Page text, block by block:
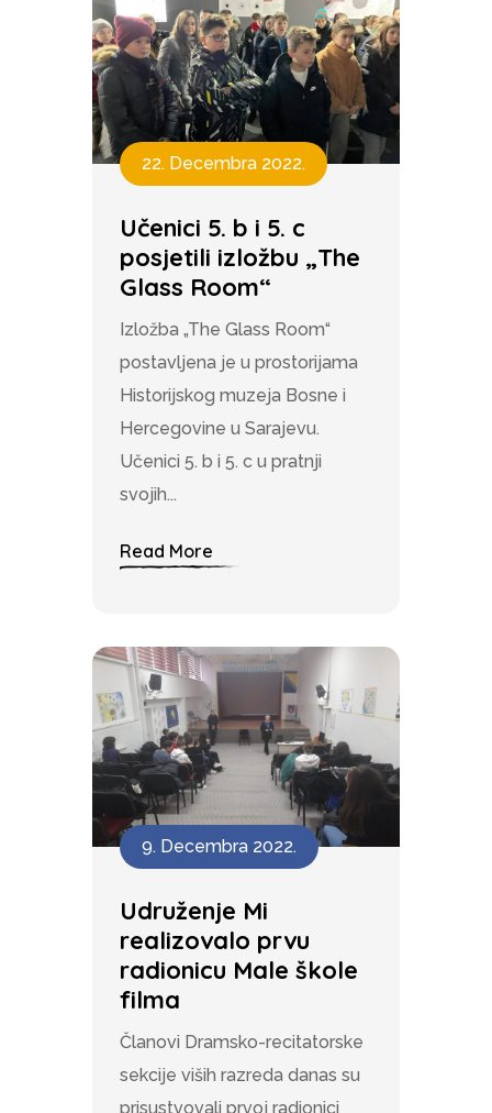
22. Decembra 2022.
Učenici 5. b i 5. c
posjetili izložbu „The
Glass Room“
Izložba „The Glass Room“
postavljena je u prostorijama
Historijskog muzeja Bosne i
Hercegovine u Sarajevu.
Učenici 5. b i 5. c u pratnji
svojih...
Read More
9. Decembra 2022.
Udruženje Mi
realizovalo prvu
radionicu Male škole
filma
Članovi Dramsko-recitatorske
sekcije viših razreda danas su
prisustvovali prvoj radionici